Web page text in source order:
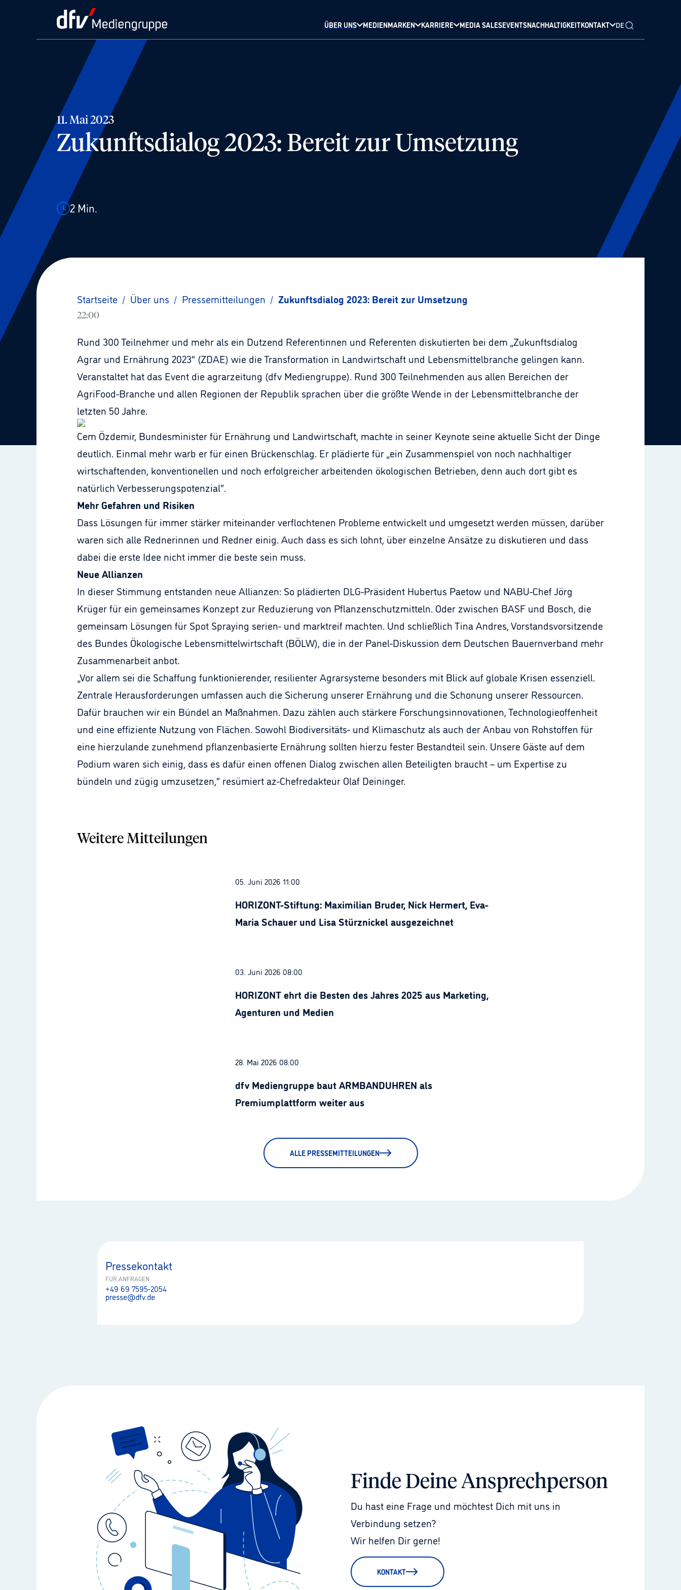
ÜBER UNS MEDIENMARKEN KARRIERE MEDIA SALESEVENTSNACHHALTIGKEITKONTAKT DE
11. Mai 2023
Zukunftsdialog 2023: Bereit zur Umsetzung
2 Min.
Startseite / Über uns / Pressemitteilungen / Zukunftsdialog 2023: Bereit zur Umsetzung
22:00
Rund 300 Teilnehmer und mehr als ein Dutzend Referentinnen und Referenten diskutierten bei dem „Zukunftsdialog
Agrar und Ernährung 2023“ (ZDAE) wie die Transformation in Landwirtschaft und Lebensmittelbranche gelingen kann.
Veranstaltet hat das Event die agrarzeitung (dfv Mediengruppe). Rund 300 Teilnehmenden aus allen Bereichen der
AgriFood-Branche und allen Regionen der Republik sprachen über die größte Wende in der Lebensmittelbranche der
letzten 50 Jahre.
Cem Özdemir, Bundesminister für Ernährung und Landwirtschaft, machte in seiner Keynote seine aktuelle Sicht der Dinge
deutlich. Einmal mehr warb er für einen Brückenschlag. Er plädierte für „ein Zusammenspiel von noch nachhaltiger
wirtschaftenden, konventionellen und noch erfolgreicher arbeitenden ökologischen Betrieben, denn auch dort gibt es
natürlich Verbesserungspotenzial“.
Mehr Gefahren und Risiken
Dass Lösungen für immer stärker miteinander verflochtenen Probleme entwickelt und umgesetzt werden müssen, darüber
waren sich alle Rednerinnen und Redner einig. Auch dass es sich lohnt, über einzelne Ansätze zu diskutieren und dass
dabei die erste Idee nicht immer die beste sein muss.
Neue Allianzen
In dieser Stimmung entstanden neue Allianzen: So plädierten DLG-Präsident Hubertus Paetow und NABU-Chef Jörg
Krüger für ein gemeinsames Konzept zur Reduzierung von Pflanzenschutzmitteln. Oder zwischen BASF und Bosch, die
gemeinsam Lösungen für Spot Spraying serien- und marktreif machten. Und schließlich Tina Andres, Vorstandsvorsitzende
des Bundes Ökologische Lebensmittelwirtschaft (BÖLW), die in der Panel-Diskussion dem Deutschen Bauernverband mehr
Zusammenarbeit anbot.
„Vor allem sei die Schaffung funktionierender, resilienter Agrarsysteme besonders mit Blick auf globale Krisen essenziell.
Zentrale Herausforderungen umfassen auch die Sicherung unserer Ernährung und die Schonung unserer Ressourcen.
Dafür brauchen wir ein Bündel an Maßnahmen. Dazu zählen auch stärkere Forschungsinnovationen, Technologieoffenheit
und eine effiziente Nutzung von Flächen. Sowohl Biodiversitäts- und Klimaschutz als auch der Anbau von Rohstoffen für
eine hierzulande zunehmend pflanzenbasierte Ernährung sollten hierzu fester Bestandteil sein. Unsere Gäste auf dem
Podium waren sich einig, dass es dafür einen offenen Dialog zwischen allen Beteiligten braucht – um Expertise zu
bündeln und zügig umzusetzen,“ resümiert az-Chefredakteur Olaf Deininger.
Weitere Mitteilungen
05. Juni 2026 11:00
HORIZONT-Stiftung: Maximilian Bruder, Nick Hermert, Eva-
Maria Schauer und Lisa Stürznickel ausgezeichnet
03. Juni 2026 08:00
HORIZONT ehrt die Besten des Jahres 2025 aus Marketing,
Agenturen und Medien
28. Mai 2026 08:00
dfv Mediengruppe baut ARMBANDUHREN als
Premiumplattform weiter aus
ALLE PRESSEMITTEILUNGEN
Pressekontakt
FÜR ANFRAGEN
+49 69 7595-2054
presse@dfv.de
Finde Deine Ansprechperson
Du hast eine Frage und möchtest Dich mit uns in
Verbindung setzen?
Wir helfen Dir gerne!
KONTAKT